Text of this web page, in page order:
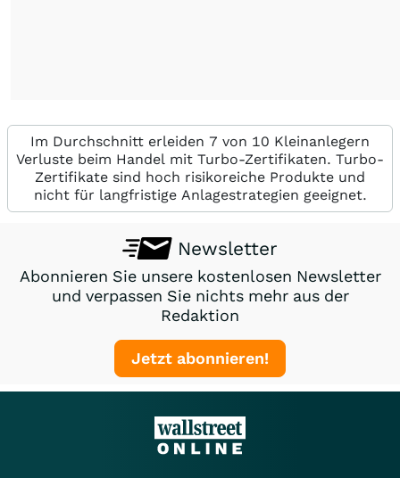
Im Durchschnitt erleiden 7 von 10 Kleinanlegern
Verluste beim Handel mit Turbo-Zertifikaten. Turbo-
Zertifikate sind hoch risikoreiche Produkte und
nicht für langfristige Anlagestrategien geeignet.
Newsletter
Abonnieren Sie unsere kostenlosen Newsletter
und verpassen Sie nichts mehr aus der
Redaktion
Jetzt abonnieren!